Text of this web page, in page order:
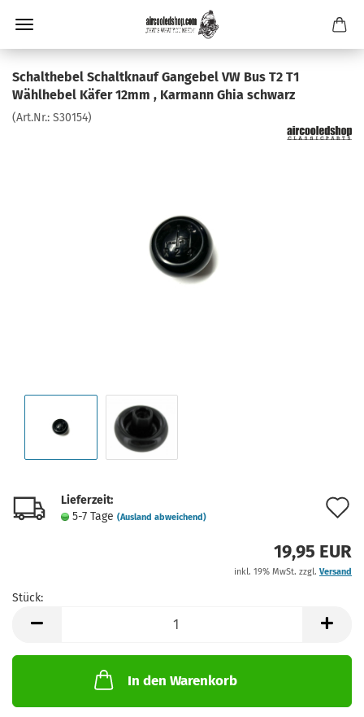
Schalthebel Schaltknauf Gangebel VW Bus T2 T1
Wählhebel Käfer 12mm , Karmann Ghia schwarz
(Art.Nr.: S30154)
Lieferzeit:
5-7 Tage (Ausland abweichend)
19,95 EUR
inkl. 19% MwSt. zzgl. Versand
Stück:
In den Warenkorb